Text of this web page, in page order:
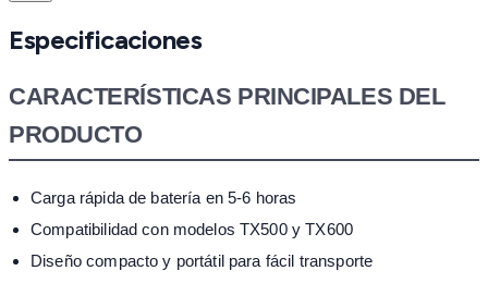
Especificaciones
CARACTERÍSTICAS PRINCIPALES DEL
PRODUCTO
Carga rápida de batería en 5-6 horas
Compatibilidad con modelos TX500 y TX600
Diseño compacto y portátil para fácil transporte